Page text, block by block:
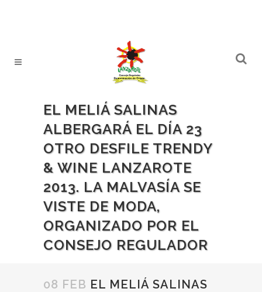
EL MELIÁ SALINAS
ALBERGARÁ EL DÍA 23
OTRO DESFILE TRENDY
& WINE LANZAROTE
2013. LA MALVASÍA SE
VISTE DE MODA,
ORGANIZADO POR EL
CONSEJO REGULADOR
08 FEB EL MELIÁ SALINAS